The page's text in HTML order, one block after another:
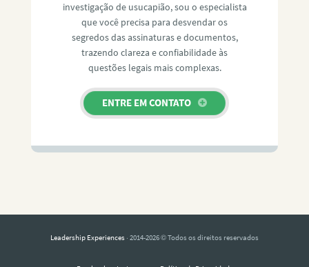
investigação de usucapião, sou o especialista
que você precisa para desvendar os
segredos das assinaturas e documentos,
trazendo clareza e confiabilidade às
questões legais mais complexas.
ENTRE EM CONTATO
Leadership Experiences · 2014-2026 © Todos os direitos reservados